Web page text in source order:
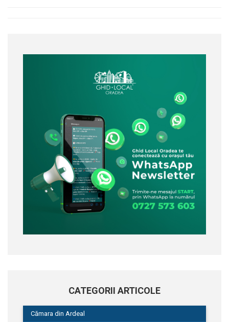
CATEGORII ARTICOLE
Cămara din Ardeal